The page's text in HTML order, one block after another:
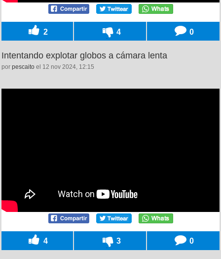
2 4 0
Intentando explotar globos a cámara lenta
por pescaito el 12 nov 2024, 12:15
4 3 0